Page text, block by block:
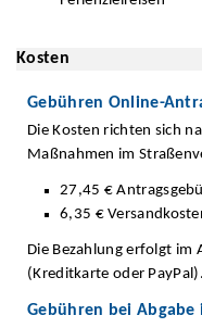
Kosten
Gebühren Online-
Die Kosten richten sich
Maßnahmen im
27,45 €
6,35 €
Die Bezahlung erfolgt im
(Kreditkarte oder PayPal).
Gebühren bei